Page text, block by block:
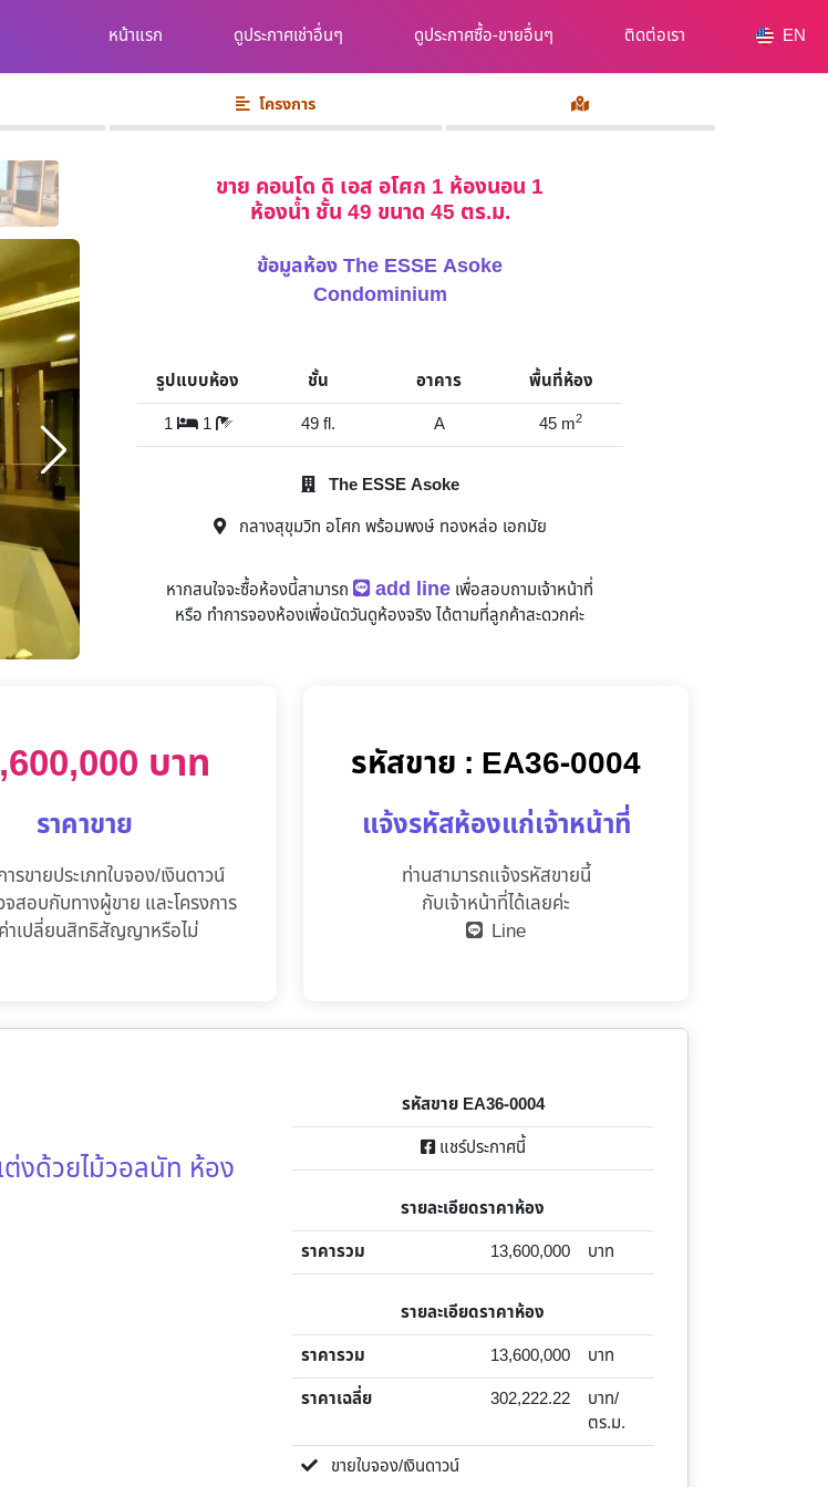
หน้าแรก ดูประกาศเช่าอื่นๆ ดูประกาศซื้อ-ขายอื่นๆ ติดต่อเรา EN
โครงการ
ขาย คอนโด ดิ เอส อโศก 1 ห้องนอน 1
ห้องน้ำ ชั้น 49 ขนาด 45 ตร.ม.
ข้อมูลห้อง The ESSE Asoke
Condominium
รูปแบบห้อง ชั้น อาคาร
พื้นที่ห้อง
1
1 49 fl. A 45 m2
The ESSE Asoke
กลางสุขุมวิท อโศก พร้อมพงษ์ ทองหล่อ เอกมัย
หากสนใจจะซื้อห้องนี้สามารถ add line เพื่อสอบถามเจ้าหน้าที่
หรือ ทำการจองห้องเพื่อนัดวันดูห้องจริงได้ตามที่ลูกค้าสะดวกค่ะ
บาท
ราคาขาย
รขายประเภทใบจอง/เงินดาวน์
สอบกับทางผู้ขาย และโครงการ
าเปลี่ยนสิทธิสัญญาหรือไม่
รหัสขาย : EA36-0004
แจ้งรหัสห้องแก่เจ้าหน้าที่
ท่านสามารถแจ้งรหัสขายนี้
กับเจ้าหน้าที่ได้เลยค่ะ
Line
ต่งด้วยไม้วอลนัท ห้อง
รหัสขาย EA36-0004
แชร์ประกาศนี้
รายละเอียดราคาห้อง
ราคารวม
13,600,000 บาท
รายละเอียดราคาห้อง
ราคารวม
13,600,000
บาท
ราคาเฉลี่ย
302,222.22
บาท/
ตร.ม.
ขายใบจอง/เงินดาวน์